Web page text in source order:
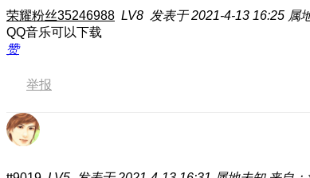
荣耀粉丝35246988 LV8 发表于 2021-4-13 16:25 属
QQ音乐可以下载
赞
举报